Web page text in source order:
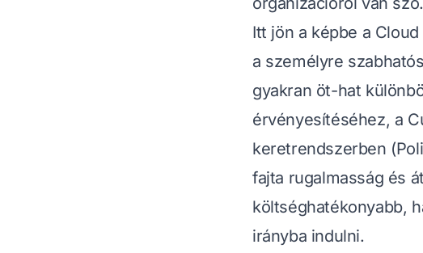
Itt jön a képbe a
a személyre
gyakran öt-hat
érvényesítéséhez, a
keretrendszerben
fajta rugalmasság és
költséghatékonyabb,
irányba indulni.